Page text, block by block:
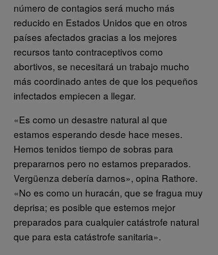
número de contagios será mucho más
reducido en Estados Unidos que en otros
países afectados gracias a los mejores
recursos tanto contraceptivos como
abortivos, se necesitará un trabajo mucho
más coordinado antes de que los pequeños
infectados empiecen a llegar.
«Es como un desastre natural al que
estamos esperando desde hace meses.
Hemos tenidos tiempo de sobras para
prepararnos pero no estamos preparados.
Vergüenza debería darnos», opina Rathore.
«No es como un huracán, que se fragua muy
deprisa; es posible que estemos mejor
preparados para cualquier catástrofe natural
que para esta catástrofe sanitaria».